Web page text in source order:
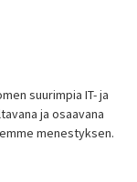
suurimpia IT- ja
ja osaavana
menestyksen.